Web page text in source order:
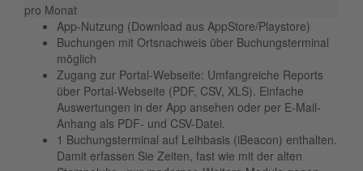
pro Monat
App-Nutzung (Download aus AppStore/Playstore)
Buchungen mit Ortsnachweis über Buchungsterminal
möglich
Zugang zur Portal-Webseite: Umfangreiche Reports
über Portal-Webseite (PDF, CSV, XLS). Einfache
Auswertungen in der App ansehen oder per E-Mail-
Anhang als PDF- und CSV-Datei.
1 Buchungsterminal auf Leihbasis (iBeacon) enthalten.
Damit erfassen Sie Zeiten, fast wie mit der alten